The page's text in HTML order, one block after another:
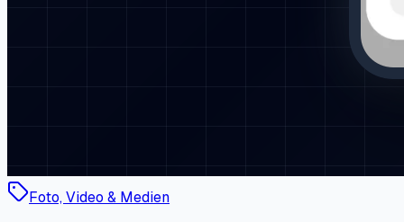
Foto, Video & Medien